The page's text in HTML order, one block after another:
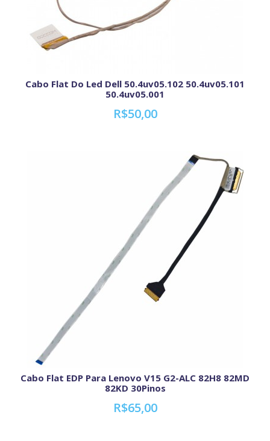
Cabo Flat Do Led Dell 50.4uv05.102 50.4uv05.101
50.4uv05.001
R$50,00
Cabo Flat EDP Para Lenovo V15 G2-ALC 82H8 82MD
82KD 30Pinos
R$65,00